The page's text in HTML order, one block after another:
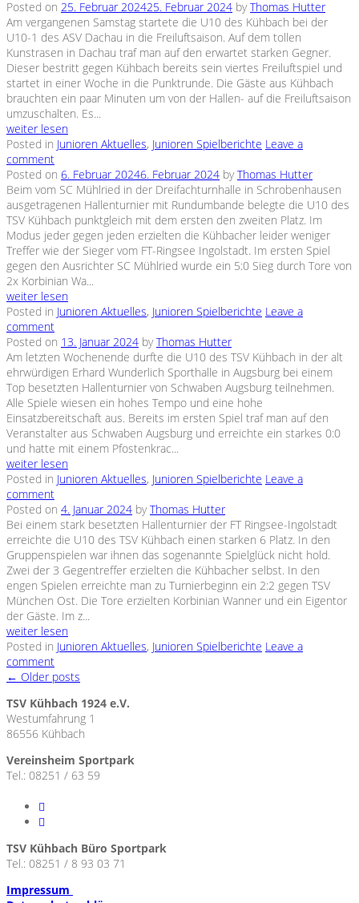
Posted on 25. Februar 202425. Februar 2024 byThomas Hutter
Am vergangenen Samstag startete die U10 des Kühbach bei der
U10-1 des ASV Dachau in die Freiluftsaison. Auf dem tollen
Kunstrasen in Dachau traf man auf den erwartet starken Gegner.
Dieser bestritt gegen Kühbach bereits sein viertes Freiluftspiel und
startet in einer Woche in die Punktrunde. Die Gäste aus Kühbach
brauchten ein paar Minuten um von der Hallen- auf die Freiluftsaison
umzuschalten. Es...
weiter lesen
Posted in Junioren Aktuelles, Junioren Spielberichte Leave a
comment
Posted on 6. Februar 20246. Februar 2024 byThomas Hutter
Beim vom SC Mühlried in der Dreifachturnhalle in Schrobenhausen
ausgetragenen Hallenturnier mit Rundumbande belegte die U10 des
TSV Kühbach punktgleich mit dem ersten den zweiten Platz. Im
Modus jeder gegen jeden erzielten die Kühbacher leider weniger
Treffer wie der Sieger vom FT-Ringsee Ingolstadt. Im ersten Spiel
gegen den Ausrichter SC Mühlried wurde ein 5:0 Sieg durch Tore von
2x Korbinian Wa...
weiter lesen
Posted in Junioren Aktuelles, Junioren Spielberichte Leave a
comment
Posted on 13. Januar 2024 byThomas Hutter
Am letzten Wochenende durfte die U10 des TSV Kühbach in der alt
ehrwürdigen Erhard Wunderlich Sporthalle in Augsburg bei einem
Top besetzten Hallenturnier von Schwaben Augsburg teilnehmen.
Alle Spiele wiesen ein hohes Tempo und eine hohe
Einsatzbereitschaft aus. Bereits im ersten Spiel traf man auf den
Veranstalter aus Schwaben Augsburg und erreichte ein starkes 0:0
und hatte mit einem Pfostenkrac...
weiter lesen
Posted in Junioren Aktuelles, Junioren Spielberichte Leave a
comment
Posted on 4. Januar 2024 byThomas Hutter
Bei einem stark besetzten Hallenturnier der FT Ringsee-Ingolstadt
erreichte die U10 des TSV Kühbach einen starken 6 Platz. In den
Gruppenspielen war ihnen das sogenannte Spielglück nicht hold.
Zwei der 3 Gegentreffer erzielten die Kühbacher selbst. In den
engen Spielen erreichte man zu Turnierbeginn ein 2:2 gegen TSV
München Ost. Die Tore erzielten Korbinian Wanner und ein Eigentor
der Gäste. Im z...
weiter lesen
Posted in Junioren Aktuelles, Junioren Spielberichte Leave a
comment
← Older posts
TSV Kühbach 1924 e.V.
Westumfahrung 1
86556 Kühbach
Vereinsheim Sportpark
Tel.: 08251 / 63 59
TSV Kühbach Büro Sportpark
Tel.: 08251 / 8 93 03 71
Impressum